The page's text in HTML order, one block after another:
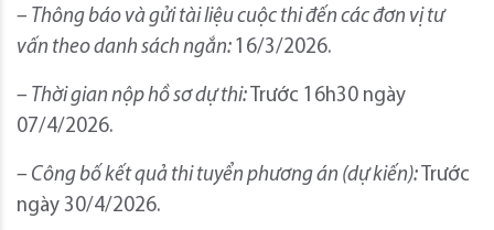
– Thông báo và gửi tài liệu cuộc thi đến các đơn vị tư
vấn theo danh sách ngắn: 16/3/2026.
– Thời gian nộp hồ sơ dự thi:
Trước 16h30 ngày
07/4/2026.
– Công bố kết quả thi tuyển phương án (dự kiến):
Trước
ngày 30/4/2026.